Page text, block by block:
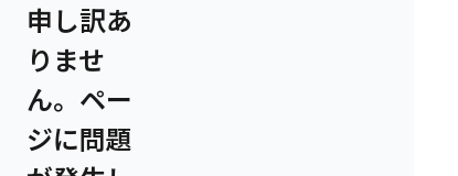
申し訳あ
りませ
ん。ペー
ジに問題